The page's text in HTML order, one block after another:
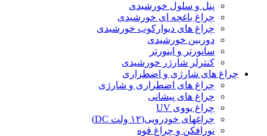
پنل و سلول خورشیدی
چراغ باغچه ای خورشیدی
چراغ های دیوارکوب خورشیدی
دوربین خورشیدی
سانورتر و اینورتر
کنترلر شارژر خورشیدی
چراغ های شارژی و اضطراری
چراغ های اضطراری و شارژی
چراغ های پیشانی
چراغ یووی UV
چراغهای خودرویی(۱۲ ولت DC)
نورافکن و چراغ قوه